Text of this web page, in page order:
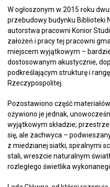
W ogłoszonym w 2015 roku
przebudowy budynku Biblioteki
autorstwa pracowni Konior
założeń i pracy tej pracowni
miejscem wyjątkowym –
dostosowanym akustycznie,
podkreślającym strukturę i
Rzeczypospolitej.
Pozostawiono część
ożywiono je jednak,
wyjątkowym składzie;
się, ale zachwyca –
z miedzianej siatki, spiralnymi
stali, wreszcie naturalnym
rozległego świetlika